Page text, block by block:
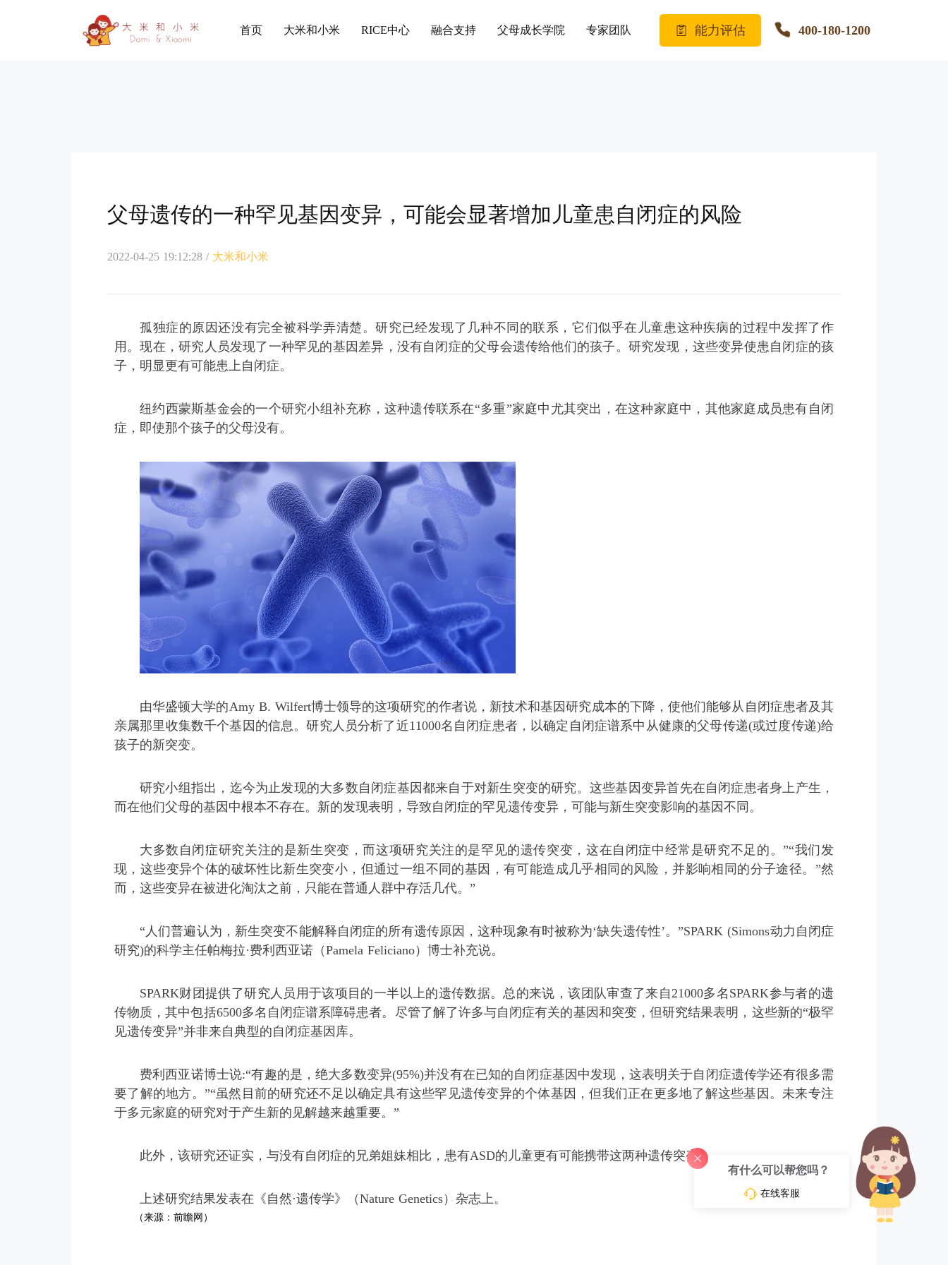
首页 大米和小米 RICE中心 融合支持 父母成长学院 专家团队 能力评估 400-180-1200
父母遗传的一种罕见基因变异，可能会显著增加儿童患自闭症的风险
2022-04-25 19:12:28 / 大米和小米
孤独症的原因还没有完全被科学弄清楚。研究已经发现了几种不同的联系，它们似乎在儿童患这种疾病的过程中发挥了作
用。现在，研究人员发现了一种罕见的基因差异，没有自闭症的父母会遗传给他们的孩子。研究发现，这些变异使患自闭症的孩
子，明显更有可能患上自闭症。
纽约西蒙斯基金会的一个研究小组补充称，这种遗传联系在“多重”家庭中尤其突出，在这种家庭中，其他家庭成员患有自闭
症，即使那个孩子的父母没有。
由华盛顿大学的Amy B. Wilfert博士领导的这项研究的作者说，新技术和基因研究成本的下降，使他们能够从自闭症患者及其
亲属那里收集数千个基因的信息。研究人员分析了近11000名自闭症患者，以确定自闭症谱系中从健康的父母传递(或过度传递)给
孩子的新突变。
研究小组指出，迄今为止发现的大多数自闭症基因都来自于对新生突变的研究。这些基因变异首先在自闭症患者身上产生，
而在他们父母的基因中根本不存在。新的发现表明，导致自闭症的罕见遗传变异，可能与新生突变影响的基因不同。
大多数自闭症研究关注的是新生突变，而这项研究关注的是罕见的遗传突变，这在自闭症中经常是研究不足的。”“我们发
现，这些变异个体的破坏性比新生突变小，但通过一组不同的基因，有可能造成几乎相同的风险，并影响相同的分子途径。”然
而，这些变异在被进化淘汰之前，只能在普通人群中存活几代。”
“人们普遍认为，新生突变不能解释自闭症的所有遗传原因，这种现象有时被称为‘缺失遗传性’。”SPARK (Simons动力自闭症
研究)的科学主任帕梅拉·费利西亚诺（Pamela Feliciano）博士补充说。
SPARK财团提供了研究人员用于该项目的一半以上的遗传数据。总的来说，该团队审查了来自21000多名SPARK参与者的遗
传物质，其中包括6500多名自闭症谱系障碍患者。尽管了解了许多与自闭症有关的基因和突变，但研究结果表明，这些新的“极罕
见遗传变异”并非来自典型的自闭症基因库。
费利西亚诺博士说:“有趣的是，绝大多数变异(95%)并没有在已知的自闭症基因中发现，这表明关于自闭症遗传学还有很多需
要了解的地方。”“虽然目前的研究还不足以确定具有这些罕见遗传变异的个体基因，但我们正在更多地了解这些基因。未来专注
于多元家庭的研究对于产生新的见解越来越重要。”
此外，该研究还证实，与没有自闭症的兄弟姐妹相比，患有ASD的儿童更有可能携带这两种遗传突变。
上述研究结果发表在《自然·遗传学》（Nature Genetics）杂志上。
（来源：前瞻网）
有什么可以帮您吗？
在线客服